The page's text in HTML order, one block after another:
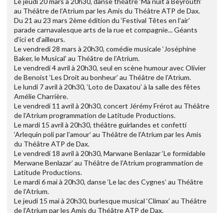
au Théâtre de l’Atrium par les Amis du Théâtre ATP de Dax.
Du 21 au 23 mars 2ème édition du ‘Festival Têtes en l’air’
parade carnavalesque arts de la rue et compagnie... Géants
d’ici et d’ailleurs.
Le vendredi 28 mars à 20h30, comédie musicale ‘Joséphine
Baker, le Musical’ au Théâtre de l’Atrium.
Le vendredi 4 avril à 20h30, seul en scène humour avec Olivier
de Benoist ‘Les Droit au bonheur’ au Théâtre de l’Atrium.
Le lundi 7 avril à 20h30, ‘Loto de Daxatou’ à la salle des fêtes
Amélie Charrière.
Le vendredi 11 avril à 20h30, concert Jérémy Frérot au Théâtre
de l’Atrium programmation de Latitude Productions.
Le mardi 15 avril à 20h30, théâtre guirlandes et confetti
‘Arlequin poli par l’amour’ au Théâtre de l’Atrium par les Amis
du Théâtre ATP de Dax.
Le vendredi 18 avril à 20h30, Marwane Benlazar ‘Le formidable
Merwane Benlazar’ au Théâtre de l’Atrium programmation de
Latitude Productions.
Le mardi 6 mai à 20h30, danse ‘Le lac des Cygnes’ au Théâtre
de l’Atrium.
Le jeudi 15 mai à 20h30, burlesque musical ‘Climax’ au Théâtre
de l’Atrium par les Amis du Théâtre ATP de Dax.